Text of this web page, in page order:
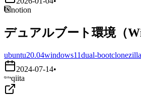
notion
デュアルブート環境（
ubuntu20.04windows11dual-bootclonezilla
2024-07-14•
qiita